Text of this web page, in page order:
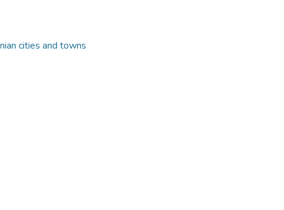
cities and towns